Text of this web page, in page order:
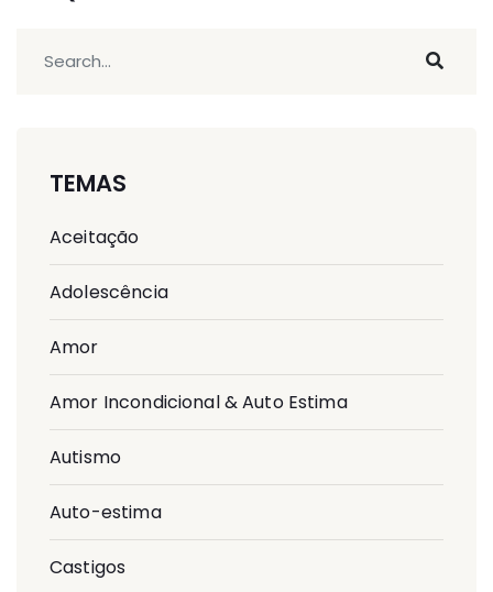
TEMAS
Aceitação
Adolescência
Amor
Amor Incondicional & Auto Estima
Autismo
Auto-estima
Castigos